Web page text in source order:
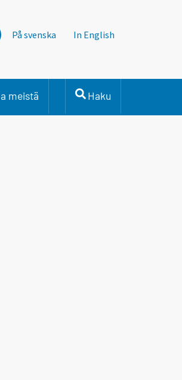
På svenska In English
meistä Haku